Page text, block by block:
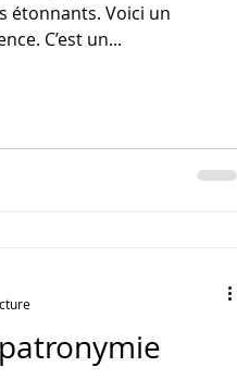
étonnants. Voici un
C’est un...